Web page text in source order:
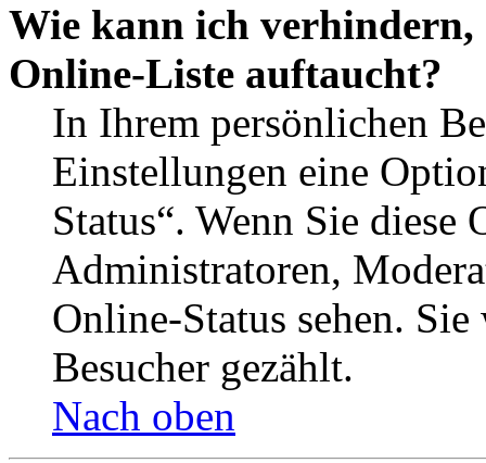
Wie kann ich verhindern,
Online-Liste auftaucht?
In Ihrem persönlichen
Einstellungen eine
Status“. Wenn Sie
Administratoren,
Online-Status sehen.
Besucher gezählt.
Nach oben